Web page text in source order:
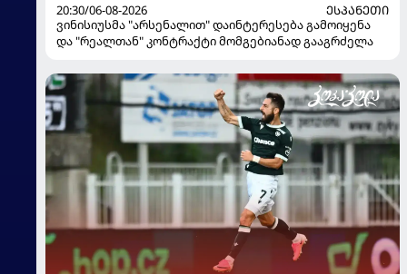
20:30/06-08-2026
ᲔᲡᲞᲐᲜᲔᲗᲘ
ვინისიუსმა "არსენალით" დაინტერესება გამოიყენა
და "რეალთან" კონტრაქტი მომგებიანად გააგრძელა